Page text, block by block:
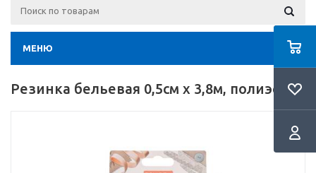
МЕНЮ
Резинка бельевая 0,5см х 3,8м, полиэстер